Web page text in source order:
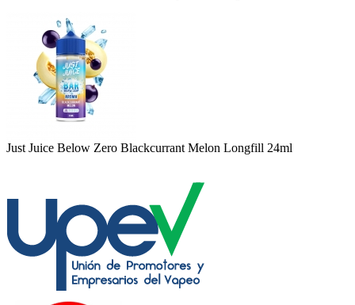
Just Juice Below Zero Blackcurrant Melon Longfill 24ml